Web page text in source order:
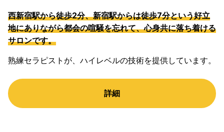
西新宿駅から徒歩2分、新宿駅からは徒歩7分という好立
地にありながら都会の喧騒を忘れて、心身共に落ち着ける
サロンです。
熟練セラピストが、ハイレベルの技術を提供しています。
詳細